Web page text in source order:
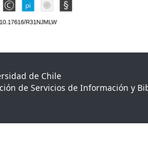
de Chile
de Servicios de Información y